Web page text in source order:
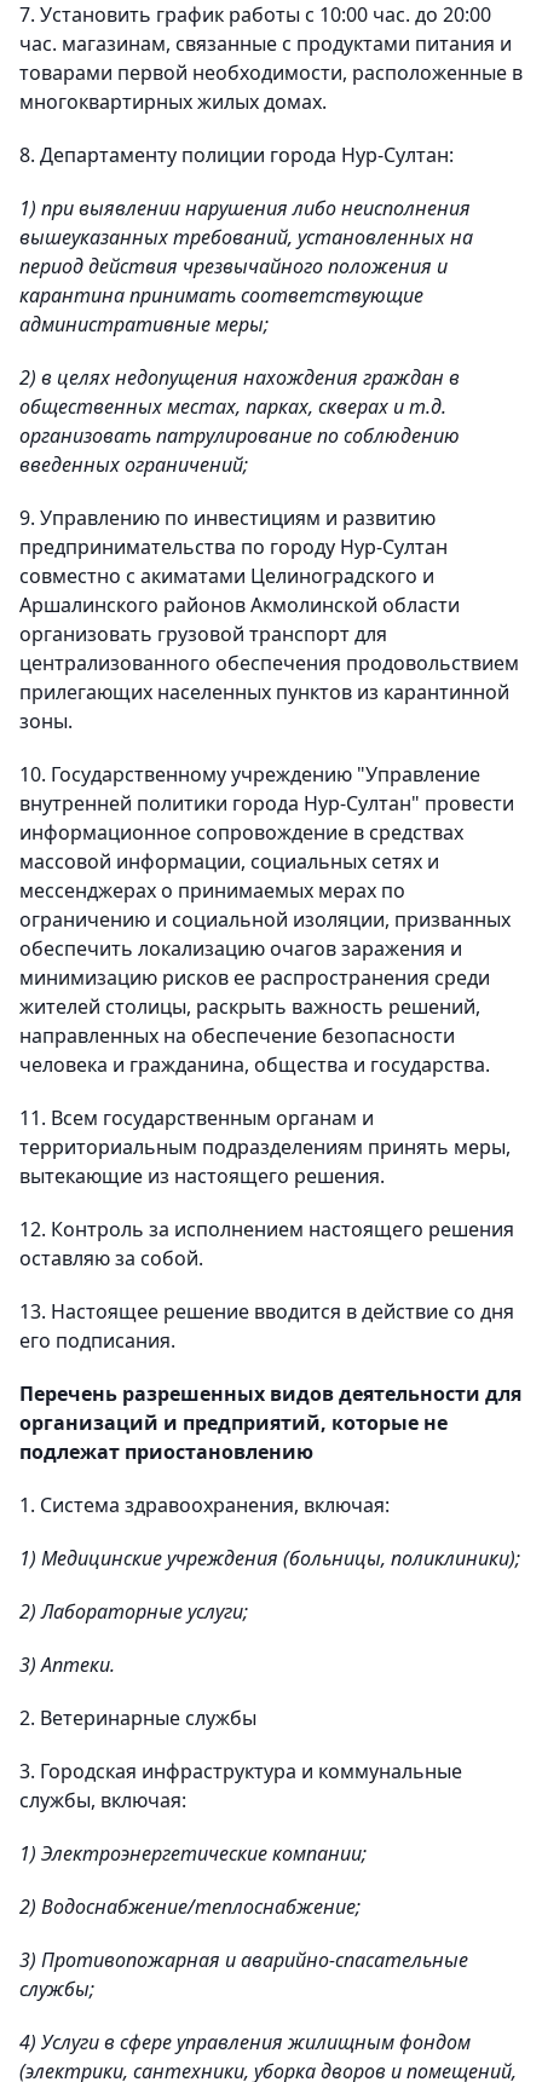
7. Установить график работы с 10:00 час. до 20:00
час. магазинам, связанные с продуктами питания и
товарами первой необходимости, расположенные в
многоквартирных жилых домах.
8. Департаменту полиции города Нур-Султан:
1) при выявлении нарушения либо неисполнения
вышеуказанных требований, установленных на
период действия чрезвычайного положения и
карантина принимать соответствующие
административные меры;
2) в целях недопущения нахождения граждан в
общественных местах, парках, скверах и т.д.
организовать патрулирование по соблюдению
введенных ограничений;
9. Управлению по инвестициям и развитию
предпринимательства по городу Нур-Султан
совместно с акиматами Целиноградского и
Аршалинского районов Акмолинской области
организовать грузовой транспорт для
централизованного обеспечения продовольствием
прилегающих населенных пунктов из карантинной
зоны.
10. Государственному учреждению "Управление
внутренней политики города Нур-Султан" провести
информационное сопровождение в средствах
массовой информации, социальных сетях и
мессенджерах о принимаемых мерах по
ограничению и социальной изоляции, призванных
обеспечить локализацию очагов заражения и
минимизацию рисков ее распространения среди
жителей столицы, раскрыть важность решений,
направленных на обеспечение безопасности
человека и гражданина, общества и государства.
11. Всем государственным органам и
территориальным подразделениям принять меры,
вытекающие из настоящего решения.
12. Контроль за исполнением настоящего решения
оставляю за собой.
13. Настоящее решение вводится в действие со дня
его подписания.
Перечень разрешенных видов деятельности для
организаций и предприятий, которые не
подлежат приостановлению
1. Система здравоохранения, включая:
1) Медицинские учреждения (больницы, поликлиники);
2) Лабораторные услуги;
3) Аптеки.
2. Ветеринарные службы
3. Городская инфраструктура и коммунальные
службы, включая:
1) Электроэнергетические компании;
2) Водоснабжение/теплоснабжение;
3) Противопожарная и аварийно-спасательные
службы;
4) Услуги в сфере управления жилищным фондом
(электрики, сантехники, уборка дворов и помещений,